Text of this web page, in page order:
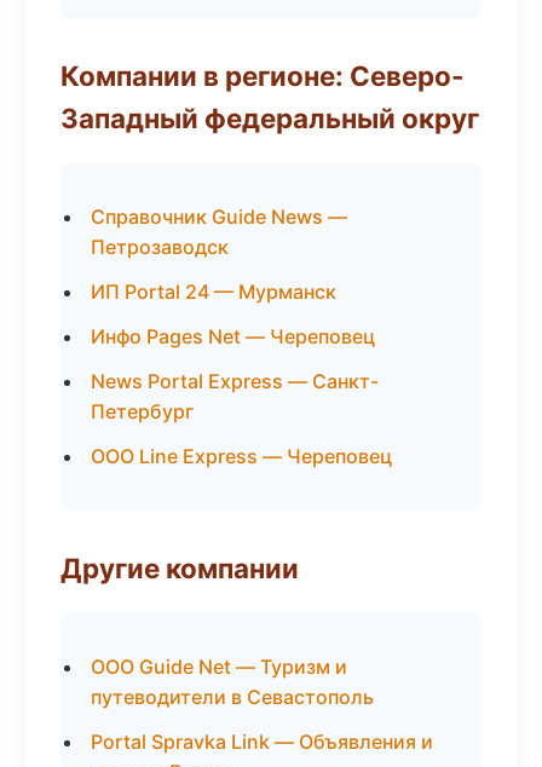
Компании в регионе: Северо-
Западный федеральный округ
Справочник Guide News —
Петрозаводск
ИП Portal 24 — Мурманск
Инфо Pages Net — Череповец
News Portal Express — Санкт-
Петербург
ООО Line Express — Череповец
Другие компании
ООО Guide Net — Туризм и
путеводители в Севастополь
Portal Spravka Link — Объявления и